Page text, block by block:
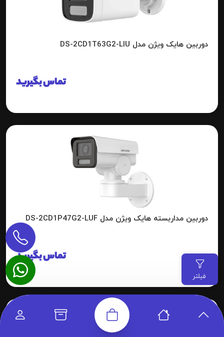
فیلتر
دوربین هایک ویژن مدل DS-2CD1T63G2-LIU
تماس بگیرید
دوربین مداربسته هایک ویژن مدل DS-2CD1P47G2-LUF
تماس بگیرید